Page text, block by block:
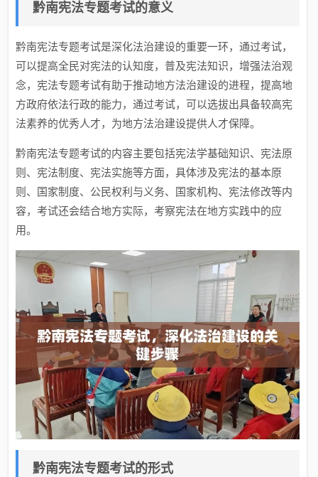
黔南宪法专题考试的意义
黔南宪法专题考试是深化法治建设的重要一环，通过考试，
可以提高全民对宪法的认知度，普及宪法知识，增强法治观
念，宪法专题考试有助于推动地方法治建设的进程，提高地
方政府依法行政的能力，通过考试，可以选拔出具备较高宪
法素养的优秀人才，为地方法治建设提供人才保障。
黔南宪法专题考试的内容主要包括宪法学基础知识、宪法原
则、宪法制度、宪法实施等方面，具体涉及宪法的基本原
则、国家制度、公民权利与义务、国家机构、宪法修改等内
容，考试还会结合地方实际，考察宪法在地方实践中的应
用。
黔南宪法专题考试的形式